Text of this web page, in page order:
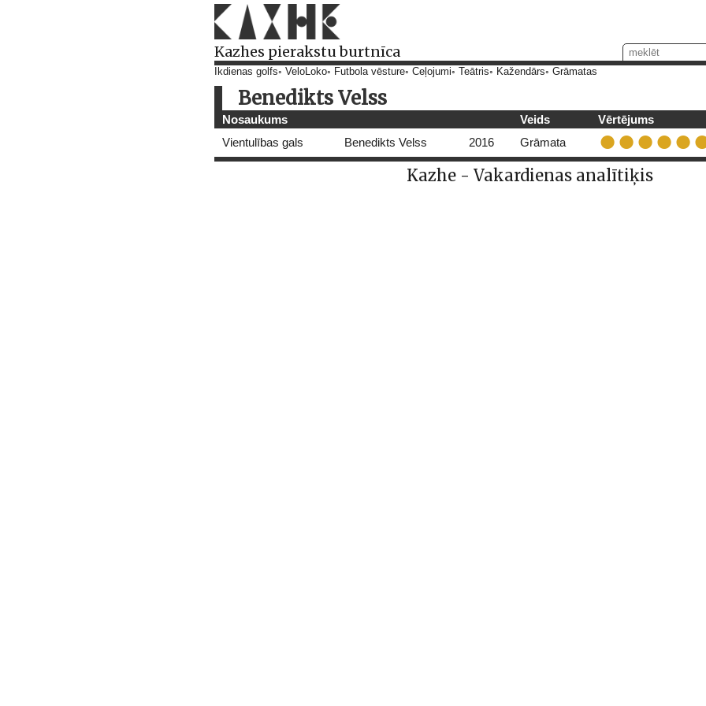
Kazhes pierakstu burtnīca
Ikdienas golfs VeloLoko Futbola vēsture Ceļojumi Teātris Kažendārs Grāmatas
Benedikts Velss
Nosaukums Veids
Vērtējums
Vientulības gals
Benedikts Velss 2016 Grāmata
Kazhe - Vakardienas analītiķis